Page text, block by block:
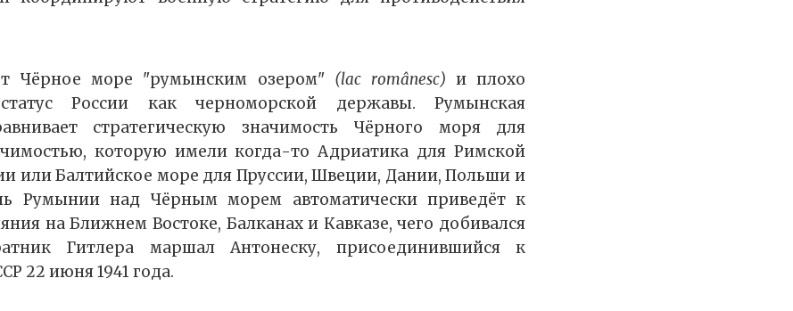
Чёрное море "румынским озером" (lac românesc) и плохо
России как черноморской державы. Румынская
стратегическую значимость Чёрного моря для
которую имели когда-то Адриатика для Римской
или Балтийское море для Пруссии, Швеции, Дании, Польши и
Румынии над Чёрным морем автоматически приведёт к
на Ближнем Востоке, Балканах и Кавказе, чего добивался
Гитлера маршал Антонеску, присоединившийся к
22 июня 1941 года.